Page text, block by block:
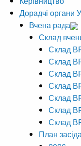
Дорадчі органи
Вчена рада
Склад
Склад
Склад
Склад
Склад
Склад
Склад
Склад
План